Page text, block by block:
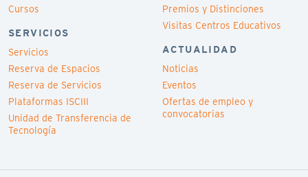
Cursos
SERVICIOS
Servicios
Reserva de Espacios
Reserva de Servicios
Plataformas ISCIII
Unidad de Transferencia de
Tecnología
Premios y Distinciones
Visitas Centros Educativos
ACTUALIDAD
Noticias
Eventos
Ofertas de empleo y
convocatorias